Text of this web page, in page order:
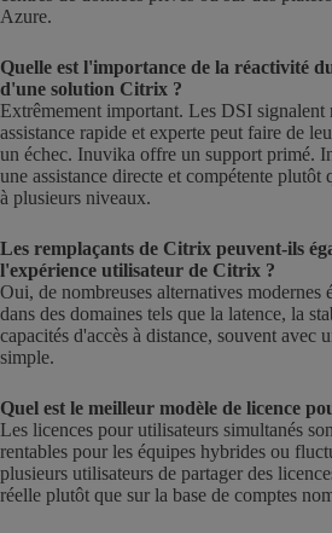
Azure.
Quelle est l'importance de la réactivité
d'une solution Citrix ?
Extrêmement important. Les DSI signalent
assistance rapide et experte peut faire de
un échec. Inuvika offre un support primé.
une assistance directe et compétente plutôt
à plusieurs niveaux.
Les remplaçants de Citrix peuvent-ils
l'expérience utilisateur de Citrix ?
Oui, de nombreuses alternatives modernes
dans des domaines tels que la latence, la
capacités d'accès à distance, souvent avec
simple.
Quel est le meilleur modèle de licence
Les licences pour utilisateurs simultanés
rentables pour les équipes hybrides ou
plusieurs utilisateurs de partager des
réelle plutôt que sur la base de comptes